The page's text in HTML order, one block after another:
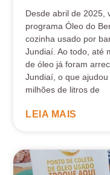
Desde abril de 2025,
programa Óleo do
cozinha usado por
Jundiaí. Ao todo, até
de óleo já foram
Jundiaí, o que
milhões de litros de
LEIA MAIS